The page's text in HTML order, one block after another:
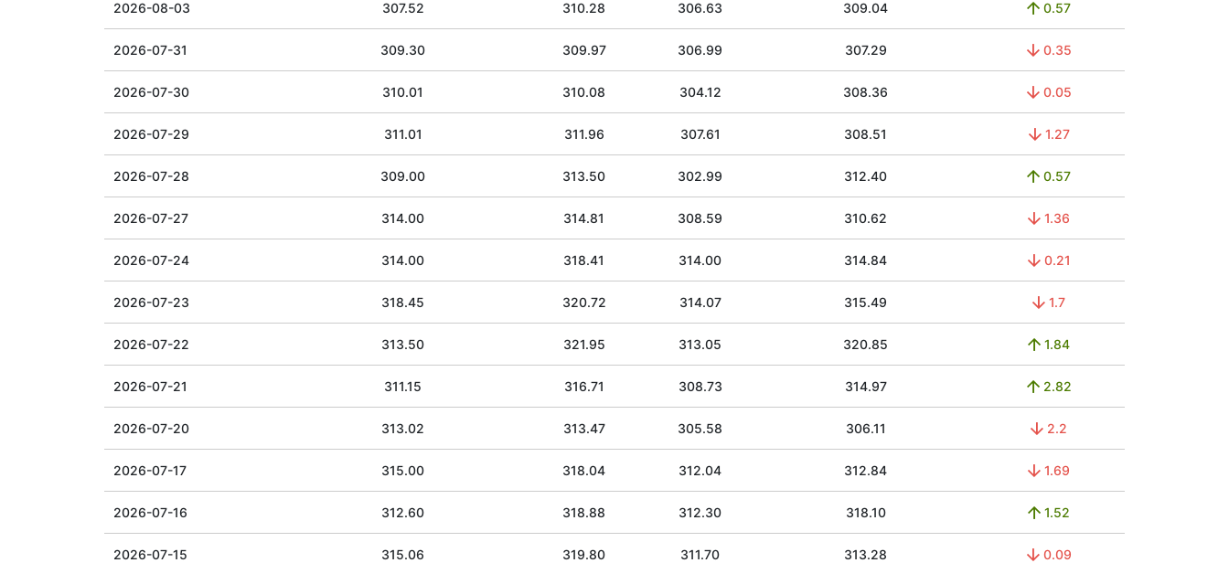
2026-08-03 307.52 310.28 306.63 309.04 0.57
2026-07-31 309.30 309.97 306.99 307.29 0.35
2026-07-30 310.01 310.08 304.12 308.36 0.05
2026-07-29 311.01 311.96 307.61 308.51 1.27
2026-07-28 309.00 313.50 302.99 312.40 0.57
2026-07-27 314.00 314.81 308.59 310.62 1.36
2026-07-24 314.00 318.41 314.00 314.84 0.21
2026-07-23 318.45 320.72 314.07 315.49 1.7
2026-07-22 313.50 321.95 313.05 320.85 1.84
2026-07-21 311.15 316.71 308.73 314.97 2.82
2026-07-20 313.02 313.47 305.58 306.11 2.2
2026-07-17 315.00 318.04 312.04 312.84 1.69
2026-07-16 312.60 318.88 312.30 318.10 1.52
2026-07-15 315.06 319.80 311.70 313.28 0.09